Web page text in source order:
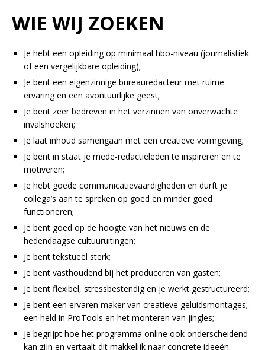
WIE WIJ ZOEKEN
Je hebt een opleiding op minimaal hbo-niveau (journalistiek
of een vergelijkbare opleiding);
Je bent een eigenzinnige bureauredacteur met ruime
ervaring en een avontuurlijke geest;
Je bent zeer bedreven in het verzinnen van onverwachte
invalshoeken;
Je laat inhoud samengaan met een creatieve vormgeving;
Je bent in staat je mede-redactieleden te inspireren en te
motiveren;
Je hebt goede communicatievaardigheden en durft je
collega’s aan te spreken op goed en minder goed
functioneren;
Je bent goed op de hoogte van het nieuws en de
hedendaagse cultuuruitingen;
Je bent tekstueel sterk;
Je bent vasthoudend bij het produceren van gasten;
Je bent flexibel, stressbestendig en je werkt gestructureerd;
Je bent een ervaren maker van creatieve geluidsmontages;
een held in ProTools en het monteren van jingles;
Je begrijpt hoe het programma online ook onderscheidend
kan zijn en vertaalt dit makkelijk naar concrete ideeën.